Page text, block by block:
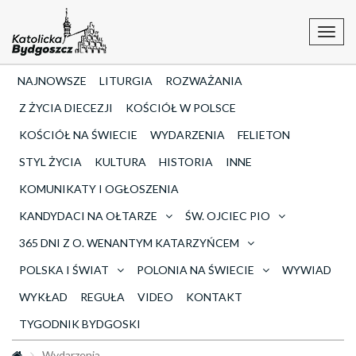
NAJNOWSZE LITURGIA
ROZWAŻANIA
Z ŻYCIA DIECEZJI
KOŚCIÓŁ W POLSCE
KOŚCIÓŁ NA ŚWIECIE
WYDARZENIA
FELIETON
STYL ŻYCIA
KULTURA HISTORIA
INNE
KOMUNIKATY I OGŁOSZENIA
KANDYDACI NA OŁTARZE
ŚW. OJCIEC PIO
365 DNI Z O. WENANTYM KATARZYŃCEM
POLSKA I ŚWIAT
POLONIA NA ŚWIECIE
WYWIAD
WYKŁAD
REGUŁA VIDEO
KONTAKT
TYGODNIK BYDGOSKI